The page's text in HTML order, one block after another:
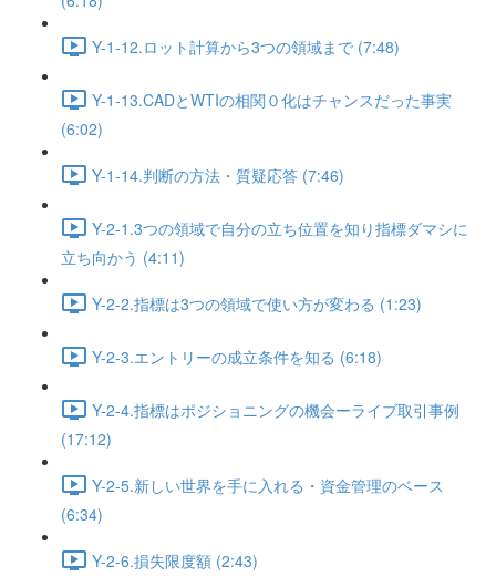
Y-1-12.ロット計算から3つの領域まで (7:48)
Y-1-13.CADとWTIの相関０化はチャンスだった事実
(6:02)
Y-1-14.判断の方法・質疑応答 (7:46)
Y-2-1.3つの領域で自分の立ち位置を知り指標ダマシに
立ち向かう (4:11)
Y-2-2.指標は3つの領域で使い方が変わる (1:23)
Y-2-3.エントリーの成立条件を知る (6:18)
Y-2-4.指標はポジショニングの機会ーライブ取引事例
(17:12)
Y-2-5.新しい世界を手に入れる・資金管理のベース
(6:34)
Y-2-6.損失限度額 (2:43)